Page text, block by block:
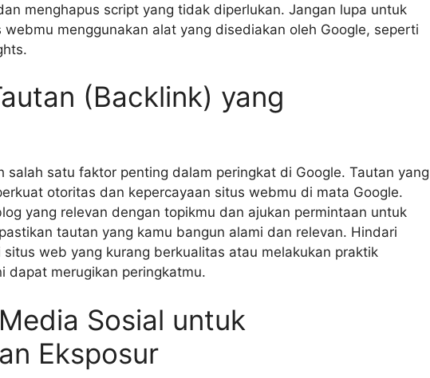
menghapus script yang tidak diperlukan. Jangan lupa untuk
menggunakan alat yang disediakan oleh Google, seperti
(Backlink) yang
salah satu faktor penting dalam peringkat di Google. Tautan yang
otoritas dan kepercayaan situs webmu di mata Google.
yang relevan dengan topikmu dan ajukan permintaan untuk
tautan yang kamu bangun alami dan relevan. Hindari
web yang kurang berkualitas atau melakukan praktik
dapat merugikan peringkatmu.
Sosial untuk
Eksposur